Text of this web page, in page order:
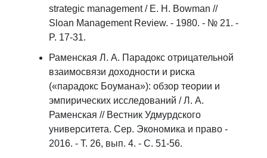
strategic management / E. H. Bowman //
Sloan Management Review. - 1980. - № 21. -
P. 17-31.
Раменская Л. А. Парадокс отрицательной
взаимосвязи доходности и риска
(«парадокс Боумана»): обзор теории и
эмпирических исследований / Л. А.
Раменская // Вестник Удмурдского
университета. Сер. Экономика и право -
2016. - Т. 26, вып. 4. - С. 51-56.